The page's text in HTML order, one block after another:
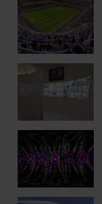
l’Hospital
Mestalla
Forever
Tour:
viu
el
València
CF
Exposició
ser
valencià»
L’ETNO
Llum
de
Sant
Nicolau»:
una